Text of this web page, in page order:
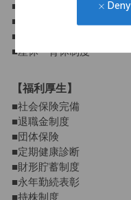
Deny
■祝日休み
■年末年始休暇
■有給休暇（10日～21日）
■産休・育休制度
【福利厚生】
■社会保険完備
■退職金制度
■団体保険
■定期健康診断
■財形貯蓄制度
■永年勤続表彰
■持株制度